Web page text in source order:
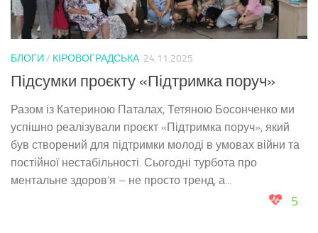
БЛОГИ / КІРОВОГРАДСЬКА 24.11.2025
Підсумки проєкту «Підтримка поруч»
Разом із Катериною Паталах, Тетяною Босонченко ми
успішно реалізували проєкт «Підтримка поруч», який
був створений для підтримки молоді в умовах війни та
постійної нестабільності. Сьогодні турбота про
ментальне здоров’я – не просто тренд, а...
5